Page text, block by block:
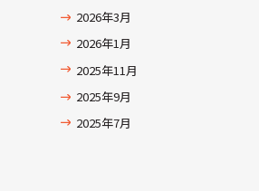
2026年3月
2026年1月
2025年11月
2025年9月
2025年7月